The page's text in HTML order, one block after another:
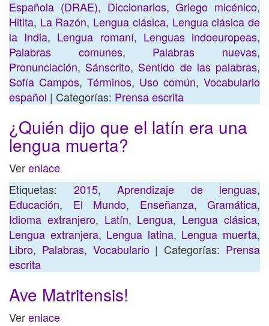
Española (DRAE), Diccionarios,Griego micénico,
Hitita, La Razón, Lengua clásica, Lengua clásica de
la India, Lengua romaní, Lenguas indoeuropeas,
Palabras comunes, Palabras nuevas,
Pronunciación, Sánscrito, Sentido de las palabras,
Sofía Campos, Términos, Uso común, Vocabulario
español | Categorías: Prensa escrita
¿Quién dijo que el latín era una
lengua muerta?
Verenlace
Etiquetas: 2015, Aprendizaje de lenguas,
Educación, El Mundo, Enseñanza, Gramática,
Idioma extranjero, Latín, Lengua, Lengua clásica,
Lengua extranjera, Lengua latina, Lengua muerta,
Libro, Palabras, Vocabulario| Categorías: Prensa
escrita
Ave Matritensis!
Verenlace